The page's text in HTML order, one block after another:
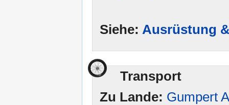
Siehe: Ausrüstung
Transport
Zu Lande: Gumpert